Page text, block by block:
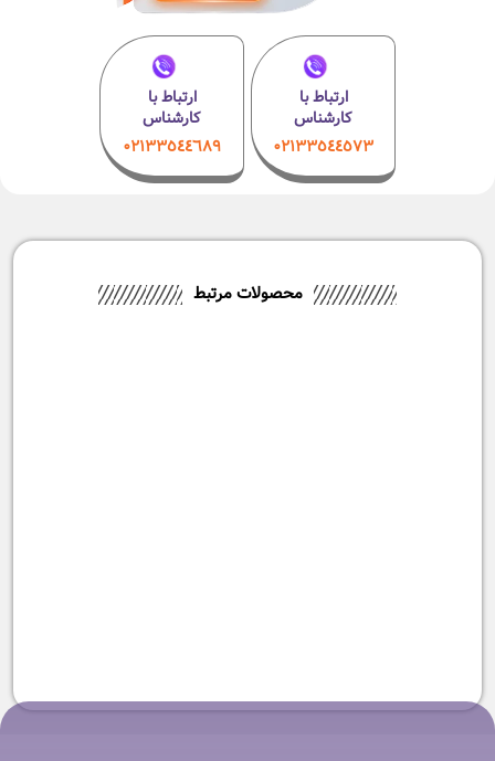
ارتباط با
کارشناس
۰٢١٣٣٥٤٤٥٧٣
ارتباط با
کارشناس
۰۲۱٣٣٥٤٤٦٨٩
محصولات مرتبط